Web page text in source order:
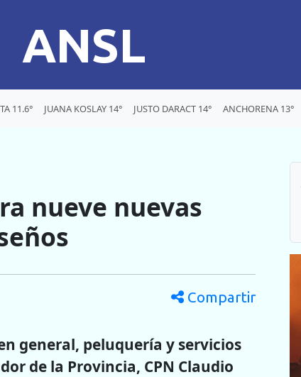
ANSL
11.6° JUANA KOSLAY 14° JUSTO DARACT 14° ANCHORENA 13°
nueve nuevas
Compartir
general, peluquería y servicios
de la Provincia, CPN Claudio